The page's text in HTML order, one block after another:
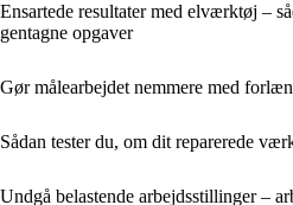
Ensartede resultater med elværktøj –
gentagne opgaver
Gør målearbejdet nemmere med
Sådan tester du, om dit reparerede
Undgå belastende arbejdsstillinger –